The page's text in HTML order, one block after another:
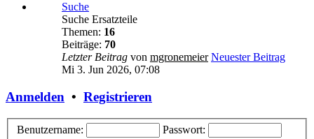
Suche
Suche Ersatzteile
Themen: 16
Beiträge: 70
Letzter Beitrag von mgronemeier Neuester Beitrag
Mi 3. Jun 2026, 07:08
Anmelden • Registrieren
Benutzername:
Passwort: